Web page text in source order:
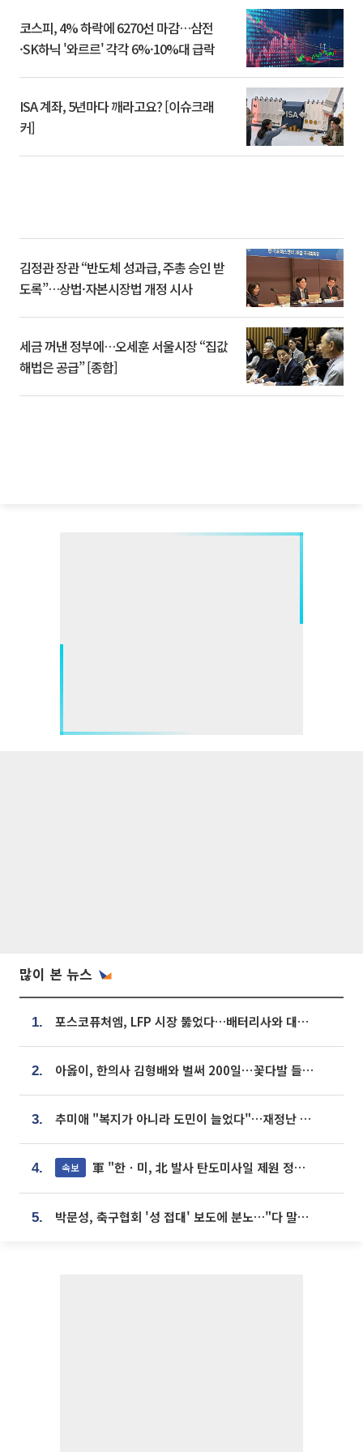
코스피, 4% 하락에 6270선 마감…삼전
·SK하닉 '와르르' 각각 6%·10%대 급락
ISA 계좌, 5년마다 깨라고요? [이슈크래
커]
김정관 장관 “반도체 성과급, 주총 승인 받
도록”…상법·자본시장법 개정 시사
세금 꺼낸 정부에…오세훈 서울시장 “집값
해법은 공급” [종합]
많이 본 뉴스
1. 포스코퓨처엠, LFP 시장 뚫었다…배터리사와 대규모 장기 공급 합의
2. 아옳이, 한의사 김형배와 벌써 200일⋯꽃다발 들고 "프러포즈 아냐"
3. 추미애 "복지가 아니라 도민이 늘었다"…재정난 책임론 정면돌파
4. 속보 軍 "한ㆍ미, 北 발사 탄도미사일 제원 정밀분석 중"
5. 박문성, 축구협회 '성 접대' 보도에 분노…"다 말아먹으려고 작정했나"